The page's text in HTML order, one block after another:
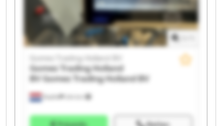
Raalte
Gomez Trading Holland BV
Gomez Trading Holland
BV Gomez Trading Holland BV